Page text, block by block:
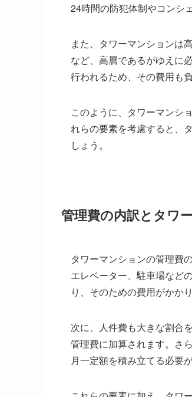
24時間の防犯体制やコンシ
また、タワーマンションは
など、高層であるがゆえに
行われるため、その費用も
このように、タワーマンシ
れらの要素を考慮すると、
しょう。
管理費の内訳とタワ
タワーマンションの管理費
エレベーター、駐車場など
り、そのための費用がかか
次に、人件費も大きな割合
管理費に加算されます。さ
月一定額を積み立てる必要